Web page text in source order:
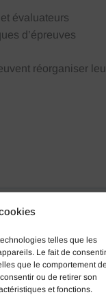
telles que les
Le fait de
que le comportement de
ou de retirer son
et fonctions.
évaluateurs
d’épreuves
réorganiser